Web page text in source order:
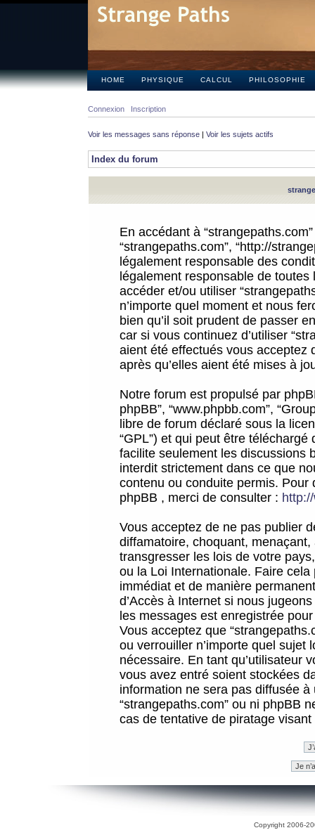
HOME PHYSIQUE CALCUL PHILOSOPHIE
Connexion Inscription
Voir les messages sans réponse | Voir les sujets actifs
Index du forum
En accédant à
“strangepaths.com”, “http://
légalement responsable des
légalement responsable de
accéder et/ou utiliser
n’importe quel moment et nous
bien qu’il soit prudent de passer
car si vous continuez d’utiliser
aient été effectués vous acceptez
après qu’elles aient été mises à
Notre forum est propulsé par
phpBB”, “www.phpbb.com”,
libre de forum déclaré sous la
“GPL”) et qui peut être téléchargé
facilite seulement les discussions
interdit strictement dans ce que
contenu ou conduite permis.
phpBB , merci de consulter :
Vous acceptez de ne pas publier
diffamatoire, choquant,
transgresser les lois de votre
ou la Loi Internationale. Faire
immédiat et de manière
d’Accès à Internet si nous
les messages est enregistrée
Vous acceptez que
ou verrouiller n’importe quel sujet
nécessaire. En tant qu’utilisateur
vous avez entré soient stockées
information ne sera pas diffusée
“strangepaths.com” ou ni phpBB
cas de tentative de piratage
Copyright 2006-